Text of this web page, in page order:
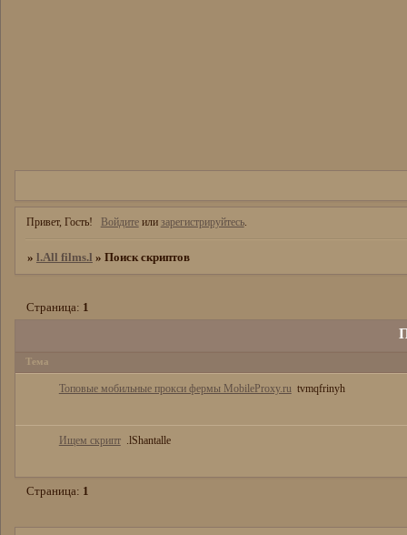
Привет, Гость! Войдитеили зарегистрируйтесь.
» l.All films.l » Поиск скриптов
Страница: 1
Тема
Топовые мобильные прокси фермы MobileProxy.ru tvmqfrinyh
Ищем скрипт .lShantalle
Страница: 1